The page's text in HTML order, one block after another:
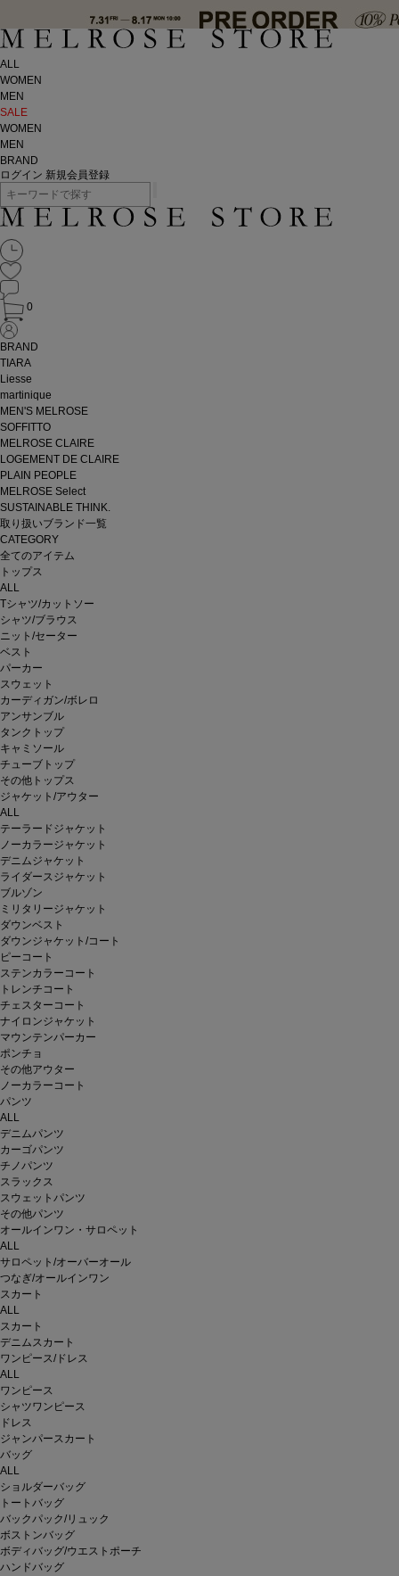
ALL
WOMEN
MEN
SALE
WOMEN
MEN
BRAND
ログイン 新規会員登録
0
BRAND
TIARA
Liesse
martinique
MEN'S MELROSE
SOFFITTO
MELROSE CLAIRE
LOGEMENT DE CLAIRE
PLAIN PEOPLE
MELROSE Select
SUSTAINABLE THINK.
取り扱いブランド一覧
CATEGORY
全てのアイテム
トップス
ALL
Tシャツ/カットソー
シャツ/ブラウス
ニット/セーター
ベスト
パーカー
スウェット
カーディガン/ボレロ
アンサンブル
タンクトップ
キャミソール
チューブトップ
その他トップス
ジャケット/アウター
ALL
テーラードジャケット
ノーカラージャケット
デニムジャケット
ライダースジャケット
ブルゾン
ミリタリージャケット
ダウンベスト
ダウンジャケット/コート
ピーコート
ステンカラーコート
トレンチコート
チェスターコート
ナイロンジャケット
マウンテンパーカー
ポンチョ
その他アウター
ノーカラーコート
パンツ
ALL
デニムパンツ
カーゴパンツ
チノパンツ
スラックス
スウェットパンツ
その他パンツ
オールインワン・サロペット
ALL
サロペット/オーバーオール
つなぎ/オールインワン
スカート
ALL
スカート
デニムスカート
ワンピース/ドレス
ALL
ワンピース
シャツワンピース
ドレス
ジャンパースカート
バッグ
ALL
ショルダーバッグ
トートバッグ
バックパック/リュック
ボストンバッグ
ボディバッグ/ウエストポーチ
ハンドバッグ